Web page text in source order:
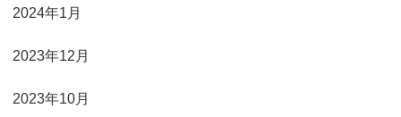
2024年1月
2023年12月
2023年10月